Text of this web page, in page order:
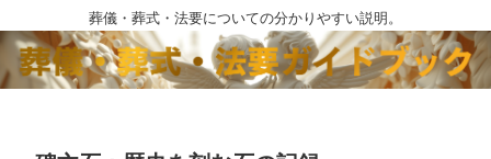
葬儀・葬式・法要についての分かりやすい説明。